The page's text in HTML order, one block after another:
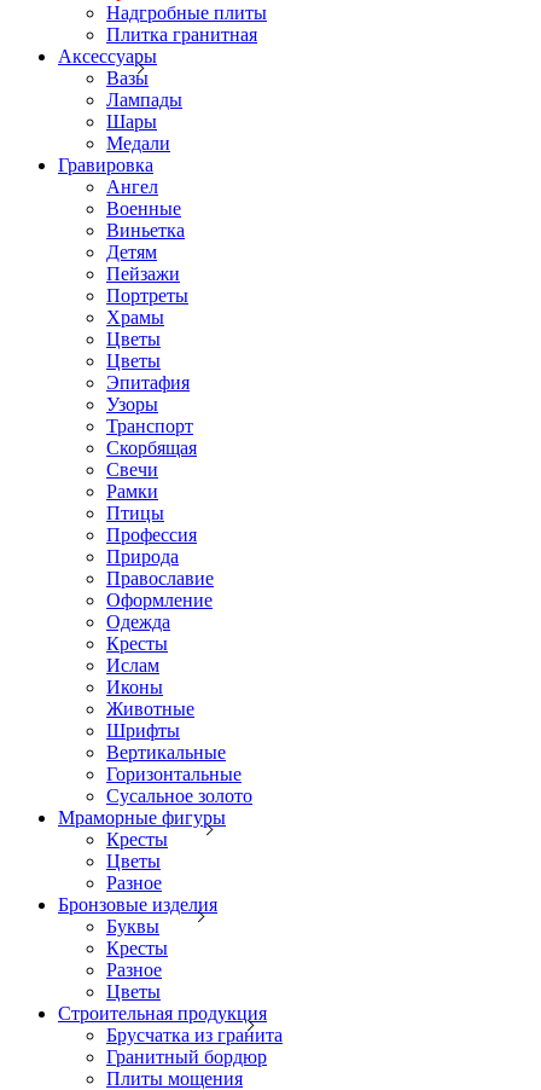
Надгробные плиты
Плитка гранитная
Аксессуары
Вазы
Лампады
Шары
Медали
Гравировка
Ангел
Военные
Виньетка
Детям
Пейзажи
Портреты
Храмы
Цветы
Цветы
Эпитафия
Узоры
Транспорт
Скорбящая
Свечи
Рамки
Птицы
Профессия
Природа
Православие
Оформление
Одежда
Кресты
Ислам
Иконы
Животные
Шрифты
Вертикальные
Горизонтальные
Сусальное золото
Мраморные фигуры
Кресты
Цветы
Разное
Бронзовые изделия
Буквы
Кресты
Разное
Цветы
Строительная продукция
Брусчатка из гранита
Гранитный бордюр
Плиты мощения